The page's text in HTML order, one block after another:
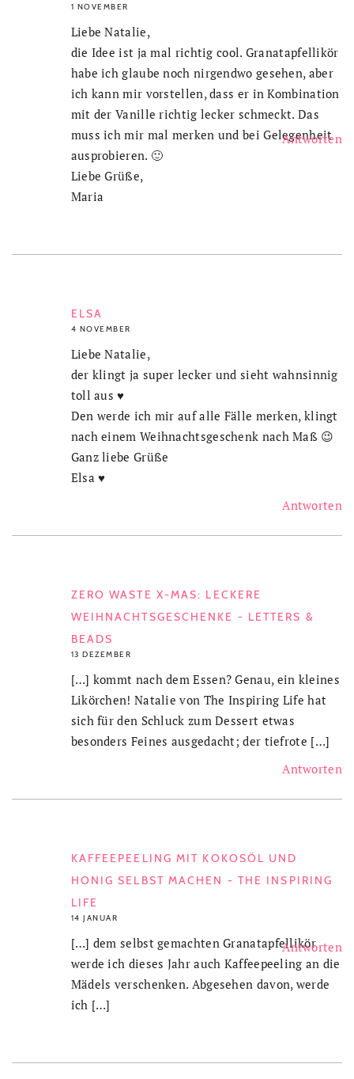
1 NOVEMBER
Liebe Natalie,
die Idee ist ja mal richtig cool. Granatapfellikör
habe ich glaube noch nirgendwo gesehen, aber
ich kann mir vorstellen, dass er in Kombination
mit der Vanille richtig lecker schmeckt. Das
muss ich mir mal merken und bei Gelegenheit
ausprobieren. 🙂
Liebe Grüße,
Maria
ELSA
4 NOVEMBER
Antworten
Liebe Natalie,
der klingt ja super lecker und sieht wahnsinnig
toll aus ♥
Den werde ich mir auf alle Fälle merken, klingt
nach einem Weihnachtsgeschenk nach Maß 😉
Ganz liebe Grüße
Elsa ♥
ZERO WASTE X-MAS: LECKERE
WEIHNACHTSGESCHENKE - LETTERS &
BEADS
13 DEZEMBER
Antworten
[…] kommt nach dem Essen? Genau, ein kleines
Likörchen! Natalie von The Inspiring Life hat
sich für den Schluck zum Dessert etwas
besonders Feines ausgedacht; der tiefrote […]
KAFFEEPEELING MIT KOKOSÖL UND
HONIG SELBST MACHEN - THE INSPIRING
LIFE
14 JANUAR
Antworten
[…] dem selbst gemachten Granatapfellikör
werde ich dieses Jahr auch Kaffeepeeling an die
Mädels verschenken. Abgesehen davon, werde
ich […]
Antworten